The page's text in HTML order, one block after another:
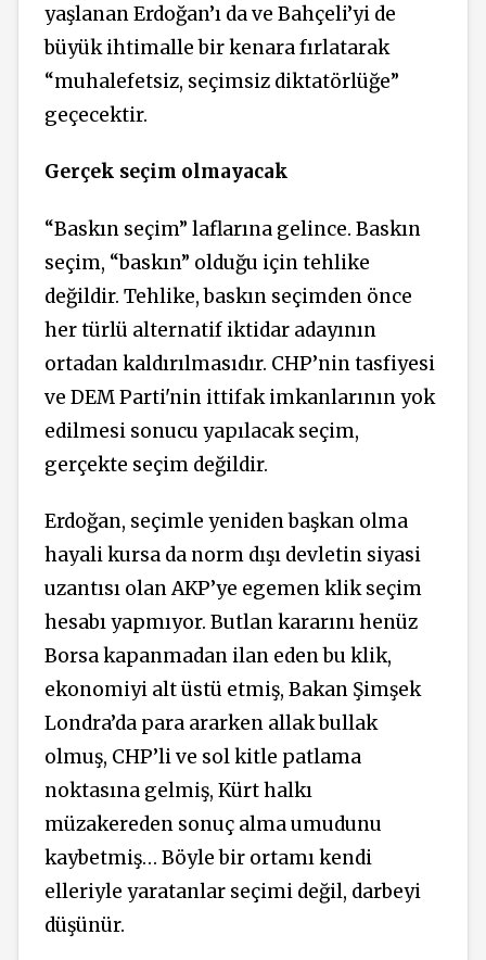
yaşlanan Erdoğan’ı da ve Bahçeli’yi de
büyük ihtimalle bir kenara fırlatarak
“muhalefetsiz, seçimsiz diktatörlüğe”
geçecektir.
Gerçek seçim olmayacak
“Baskın seçim” laflarına gelince. Baskın
seçim, “baskın” olduğu için tehlike
değildir. Tehlike, baskın seçimden önce
her türlü alternatif iktidar adayının
ortadan kaldırılmasıdır. CHP’nin tasfiyesi
ve DEM Parti'nin ittifak imkanlarının yok
edilmesi sonucu yapılacak seçim,
gerçekte seçim değildir.
Erdoğan, seçimle yeniden başkan olma
hayali kursa da norm dışı devletin siyasi
uzantısı olan AKP’ye egemen klik seçim
hesabı yapmıyor. Butlan kararını henüz
Borsa kapanmadan ilan eden bu klik,
ekonomiyi alt üstü etmiş, Bakan Şimşek
Londra’da para ararken allak bullak
olmuş, CHP’li ve sol kitle patlama
noktasına gelmiş, Kürt halkı
müzakereden sonuç alma umudunu
kaybetmiş… Böyle bir ortamı kendi
elleriyle yaratanlar seçimi değil, darbeyi
düşünür.